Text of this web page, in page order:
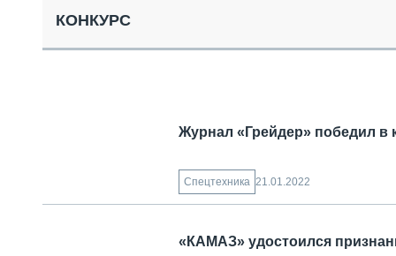
ГРУЗОПЕРЕВОЗКИ
ФИНАНСЫ, ЛИЗИНГ, СТРАХОВАНИЕ
ДОРОЖНАЯ ИНДУСТРИЯ
КОНКУРС
Журнал «Грейдер» победил в
Спецтехника 21.01.2022
«КАМАЗ» удостоился